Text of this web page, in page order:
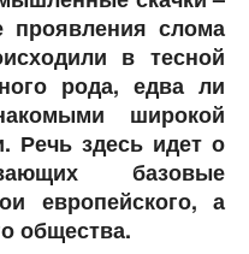
проявления слома
в тесной
рода, едва ли
широкой
Речь здесь идет о
базовые
европейского, а
общества.